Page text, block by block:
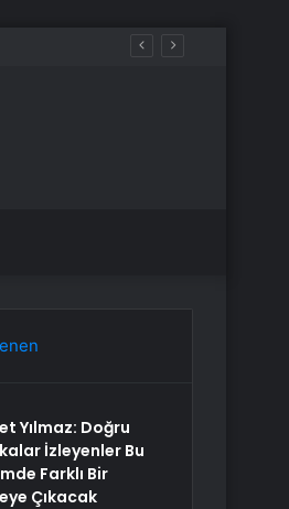
Yılmaz: Doğru
İzleyenler Bu
Farklı Bir
Çıkacak